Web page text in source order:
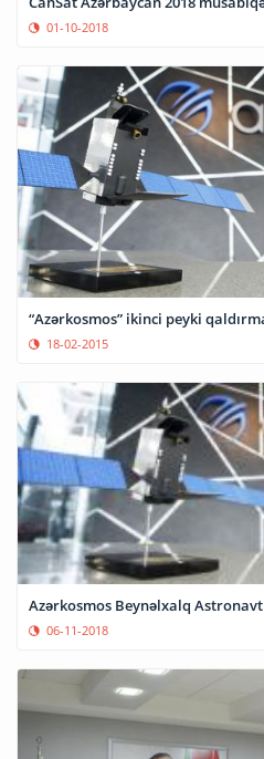
01-10-2018
“Azərkosmos” ikinci peyki
18-02-2015
Azərkosmos Beynəlxalq
06-11-2018